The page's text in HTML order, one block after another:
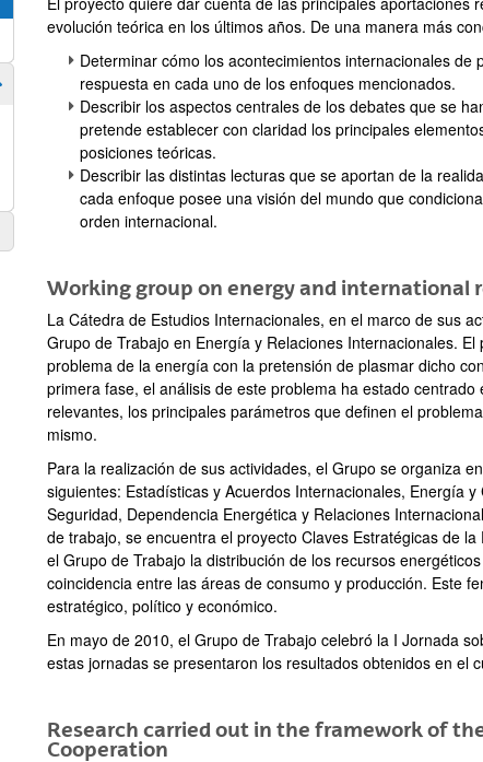
Show/hide subpages
evolución teórica en los últimos años. De una manera más
Determinar cómo los acontecimientos internacionales
respuesta en cada uno de los enfoques mencionados.
Describir los aspectos centrales de los debates que se
pretende establecer con claridad los principales
posiciones teóricas.
Describir las distintas lecturas que se aportan de la
cada enfoque posee una visión del mundo que
orden internacional.
Working group on energy and international
La Cátedra de Estudios Internacionales, en el marco de sus
Grupo de Trabajo en Energía y Relaciones Internacionales.
problema de la energía con la pretensión de plasmar dicho
primera fase, el análisis de este problema ha estado
relevantes, los principales parámetros que definen el
mismo.
Para la realización de sus actividades, el Grupo se organiza
siguientes: Estadísticas y Acuerdos Internacionales, Energía
Seguridad, Dependencia Energética y Relaciones
de trabajo, se encuentra el proyecto Claves Estratégicas de
el Grupo de Trabajo la distribución de los recursos
coincidencia entre las áreas de consumo y producción. Este
estratégico, político y económico.
En mayo de 2010, el Grupo de Trabajo celebró la I Jornada
estas jornadas se presentaron los resultados obtenidos en el
Research carried out in the framework of
Cooperation